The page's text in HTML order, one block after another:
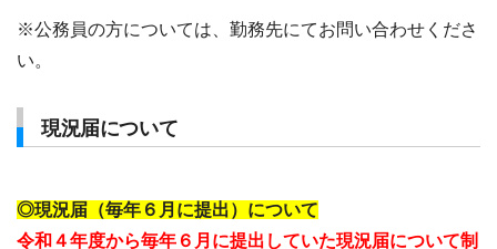
※公務員の方については、勤務先にてお問い合わせくださ
い。
現況届について
◎現況届（毎年６月に提出）について
令和４年度から毎年６月に提出していた現況届について制